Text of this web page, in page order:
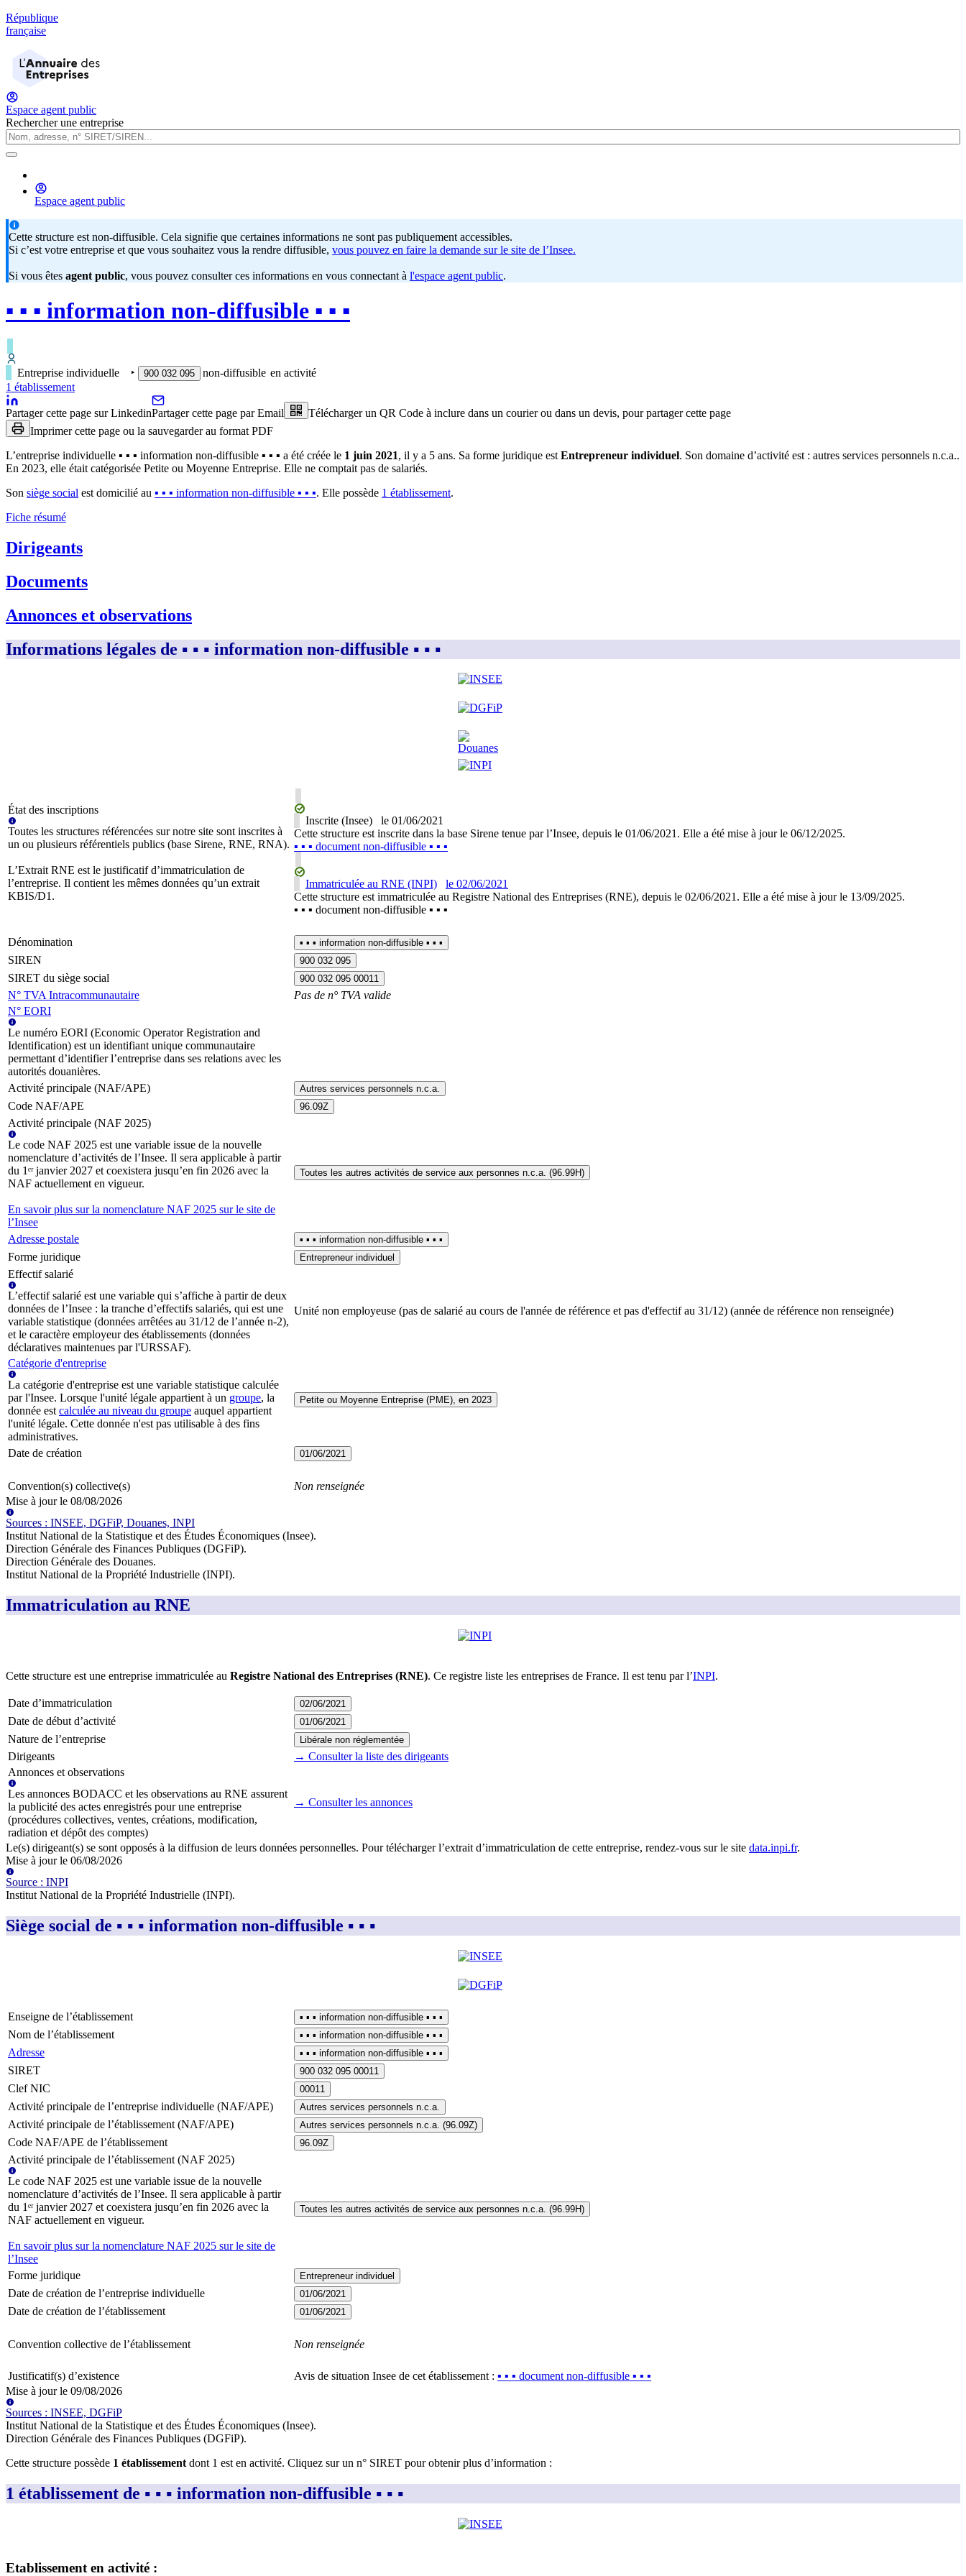
République
française
Espace agent public
Rechercher une entreprise
Espace agent public
Cette structure est non-diffusible. Cela signifie que certaines informations ne sont pas publiquement accessibles.
Si c’est votre entreprise et que vous souhaitez vous la rendre diffusible, vous pouvez en faire la demande sur le site de l’Insee.
Si vous êtes agent public, vous pouvez consulter ces informations en vous connectant à l'espace agent public.
▪︎ ▪︎ ▪︎ information non-diffusible ▪︎ ▪︎ ▪︎
Entreprise individuelle ‣ 900 032 095 non-diffusible en activité
1 établissement
Partager cette page sur LinkedinPartager cette page par Email
Télécharger un QR Code à inclure dans un courier ou dans un devis, pour partager cette page
Imprimer cette page ou la sauvegarder au format PDF
L’entreprise individuelle ▪︎ ▪︎ ▪︎ information non-diffusible ▪︎ ▪︎ ▪︎ a été créée le 1 juin 2021, il y a 5 ans. Sa forme juridique est Entrepreneur individuel. Son domaine d’activité est : autres services personnels n.c.a..
En 2023, elle était catégorisée Petite ou Moyenne Entreprise. Elle ne comptait pas de salariés.
Son siège social est domicilié au ▪︎ ▪︎ ▪︎ information non-diffusible ▪︎ ▪︎ ▪︎. Elle possède 1 établissement.
Fiche résumé
Dirigeants
Documents
Annonces et observations
Informations légales de ▪︎ ▪︎ ▪︎ information non-diffusible ▪︎ ▪︎ ▪︎
État des inscriptions
Toutes les structures référencées sur notre site sont inscrites à
un ou plusieurs référentiels publics (base Sirene, RNE, RNA).
L’Extrait RNE est le justificatif d’immatriculation de
l’entreprise. Il contient les mêmes données qu’un extrait
KBIS/D1.
Inscrite (Insee) le 01/06/2021
Cette structure est inscrite dans la base Sirene tenue par l’Insee, depuis le 01/06/2021. Elle a été mise à jour le 06/12/2025.
▪︎ ▪︎ ▪︎ document non-diffusible ▪︎ ▪︎ ▪︎
Immatriculée au RNE (INPI) le 02/06/2021
Cette structure est immatriculée au Registre National des Entreprises (RNE), depuis le 02/06/2021. Elle a été mise à jour le 13/09/2025.
▪︎ ▪︎ ▪︎ document non-diffusible ▪︎ ▪︎ ▪︎
Dénomination ▪︎ ▪︎ ▪︎ information non-diffusible ▪︎ ▪︎ ▪︎
SIREN 900 032 095
SIRET du siège social 900 032 095 00011
N° TVA Intracommunautaire
Pas de n° TVA valide
N° EORI
Le numéro EORI (Economic Operator Registration and
Identification) est un identifiant unique communautaire
permettant d’identifier l’entreprise dans ses relations avec les
autorités douanières.
Activité principale (NAF/APE)
Autres services personnels n.c.a.
Code NAF/APE 96.09Z
Activité principale (NAF 2025)
Le code NAF 2025 est une variable issue de la nouvelle
nomenclature d’activités de l’Insee. Il sera applicable à partir
du 1ᵉʳ janvier 2027 et coexistera jusqu’en fin 2026 avec la
NAF actuellement en vigueur.
En savoir plus sur la nomenclature NAF 2025 sur le site de
l’Insee
Toutes les autres activités de service aux personnes n.c.a. (96.99H)
Adresse postale ▪︎ ▪︎ ▪︎ information non-diffusible ▪︎ ▪︎ ▪︎
Forme juridique Entrepreneur individuel
Effectif salarié
L’effectif salarié est une variable qui s’affiche à partir de deux
données de l’Insee : la tranche d’effectifs salariés, qui est une
variable statistique (données arrêtées au 31/12 de l’année n-2),
et le caractère employeur des établissements (données
déclaratives maintenues par l'URSSAF).
Unité non employeuse (pas de salarié au cours de l'année de référence et pas d'effectif au 31/12) (année de référence non renseignée)
Catégorie d'entreprise
La catégorie d'entreprise est une variable statistique calculée
par l'Insee. Lorsque l'unité légale appartient à un groupe, la
donnée est calculée au niveau du groupe auquel appartient
l'unité légale. Cette donnée n'est pas utilisable à des fins
administratives.
Petite ou Moyenne Entreprise (PME), en 2023
Date de création 01/06/2021
Convention(s) collective(s)
Non renseignée
Mise à jour le 08/08/2026
Sources : INSEE, DGFiP, Douanes, INPI
Institut National de la Statistique et des Études Économiques (Insee).
Direction Générale des Finances Publiques (DGFiP).
Direction Générale des Douanes.
Institut National de la Propriété Industrielle (INPI).
Immatriculation au RNE
Cette structure est une entreprise immatriculée au Registre National des Entreprises (RNE). Ce registre liste les entreprises de France. Il est tenu par l’INPI.
Date d’immatriculation 02/06/2021
Date de début d’activité 01/06/2021
Nature de l’entreprise Libérale non réglementée
Dirigeants
→ Consulter la liste des dirigeants
Annonces et observations
Les annonces BODACC et les observations au RNE assurent
la publicité des actes enregistrés pour une entreprise
(procédures collectives, ventes, créations, modification,
radiation et dépôt des comptes)
→ Consulter les annonces
Le(s) dirigeant(s) se sont opposés à la diffusion de leurs données personnelles. Pour télécharger l’extrait d’immatriculation de cette entreprise, rendez-vous sur le site data.inpi.fr.
Mise à jour le 06/08/2026
Source : INPI
Institut National de la Propriété Industrielle (INPI).
Siège social de ▪︎ ▪︎ ▪︎ information non-diffusible ▪︎ ▪︎ ▪︎
Enseigne de l’établissement ▪︎ ▪︎ ▪︎ information non-diffusible ▪︎ ▪︎ ▪︎
Nom de l’établissement ▪︎ ▪︎ ▪︎ information non-diffusible ▪︎ ▪︎ ▪︎
Adresse ▪︎ ▪︎ ▪︎ information non-diffusible ▪︎ ▪︎ ▪︎
SIRET 900 032 095 00011
Clef NIC 00011
Activité principale de l’entreprise individuelle (NAF/APE) Autres services personnels n.c.a.
Activité principale de l’établissement (NAF/APE) Autres services personnels n.c.a. (96.09Z)
Code NAF/APE de l’établissement 96.09Z
Activité principale de l’établissement (NAF 2025)
Le code NAF 2025 est une variable issue de la nouvelle
nomenclature d’activités de l’Insee. Il sera applicable à partir
du 1ᵉʳ janvier 2027 et coexistera jusqu’en fin 2026 avec la
NAF actuellement en vigueur.
En savoir plus sur la nomenclature NAF 2025 sur le site de
l’Insee
Toutes les autres activités de service aux personnes n.c.a. (96.99H)
Forme juridique Entrepreneur individuel
Date de création de l’entreprise individuelle 01/06/2021
Date de création de l’établissement 01/06/2021
Convention collective de l’établissement Non renseignée
Justificatif(s) d’existence Avis de situation Insee de cet établissement : ▪︎ ▪︎ ▪︎ document non-diffusible ▪︎ ▪︎ ▪︎
Mise à jour le 09/08/2026
Sources : INSEE, DGFiP
Institut National de la Statistique et des Études Économiques (Insee).
Direction Générale des Finances Publiques (DGFiP).
Cette structure possède 1 établissement dont 1 est en activité. Cliquez sur un n° SIRET pour obtenir plus d’information :
1 établissement de ▪︎ ▪︎ ▪︎ information non-diffusible ▪︎ ▪︎ ▪︎
Etablissement en activité :